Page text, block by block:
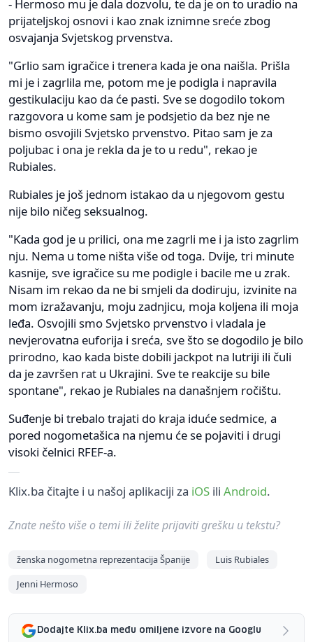
- Hermoso mu je dala dozvolu, te da je on to uradio na
prijateljskoj osnovi i kao znak iznimne sreće zbog
osvajanja Svjetskog prvenstva.
"Grlio sam igračice i trenera kada je ona naišla. Prišla
mi je i zagrlila me, potom me je podigla i napravila
gestikulaciju kao da će pasti. Sve se dogodilo tokom
razgovora u kome sam je podsjetio da bez nje ne
bismo osvojili Svjetsko prvenstvo. Pitao sam je za
poljubac i ona je rekla da je to u redu", rekao je
Rubiales.
Rubiales je još jednom istakao da u njegovom gestu
nije bilo ničeg seksualnog.
"Kada god je u prilici, ona me zagrli me i ja isto zagrlim
nju. Nema u tome ništa više od toga. Dvije, tri minute
kasnije, sve igračice su me podigle i bacile me u zrak.
Nisam im rekao da ne bi smjeli da dodiruju, izvinite na
mom izražavanju, moju zadnjicu, moja koljena ili moja
leđa. Osvojili smo Svjetsko prvenstvo i vladala je
nevjerovatna euforija i sreća, sve što se dogodilo je bilo
prirodno, kao kada biste dobili jackpot na lutriji ili čuli
da je završen rat u Ukrajini. Sve te reakcije su bile
spontane", rekao je Rubiales na današnjem ročištu.
Suđenje bi trebalo trajati do kraja iduće sedmice, a
pored nogometašica na njemu će se pojaviti i drugi
visoki čelnici RFEF-a.
Klix.ba čitajte i u našoj aplikaciji za iOS ili Android.
Znate nešto više o temi ili želite prijaviti grešku u tekstu?
ženska nogometna reprezentacija Španije
Luis Rubiales
Jenni Hermoso
Dodajte Klix.ba među omiljene izvore na Googlu